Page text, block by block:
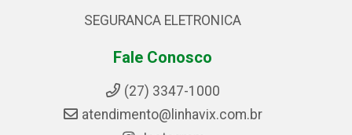
SEGURANCA ELETRONICA
Fale Conosco
(27) 3347-1000
atendimento@linhavix.com.br